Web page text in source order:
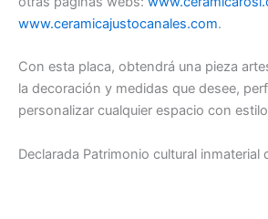
www.ceramicajustocanales.com.
Con esta placa, obtendrá una pieza
la decoración y medidas que desee,
personalizar cualquier espacio con
Declarada Patrimonio cultural inmaterial